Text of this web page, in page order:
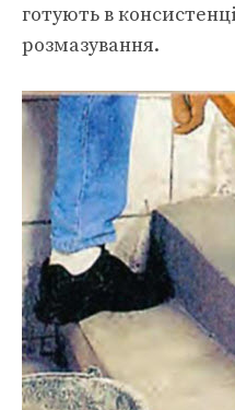
готують в
розмазування.